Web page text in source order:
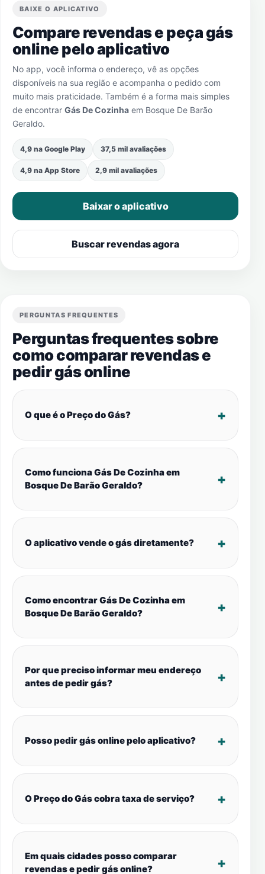
BAIXE O APLICATIVO
Compare revendas e peça gás
online pelo aplicativo
No app, você informa o endereço, vê as opções
disponíveis na sua região e acompanha o pedido com
muito mais praticidade. Também é a forma mais simples
de encontrar Gás De Cozinha em Bosque De Barão
Geraldo.
4,9 na Google Play 37,5 mil avaliações
4,9 na App Store 2,9 mil avaliações
Baixar o aplicativo
Buscar revendas agora
PERGUNTAS FREQUENTES
Perguntas frequentes sobre
como comparar revendas e
pedir gás online
O que é o Preço do Gás?
Como funciona Gás De Cozinha em
Bosque De Barão Geraldo?
O aplicativo vende o gás diretamente?
Como encontrar Gás De Cozinha em
Bosque De Barão Geraldo?
Por que preciso informar meu endereço
antes de pedir gás?
Posso pedir gás online pelo aplicativo?
O Preço do Gás cobra taxa de serviço?
Em quais cidades posso comparar
revendas e pedir gás online?